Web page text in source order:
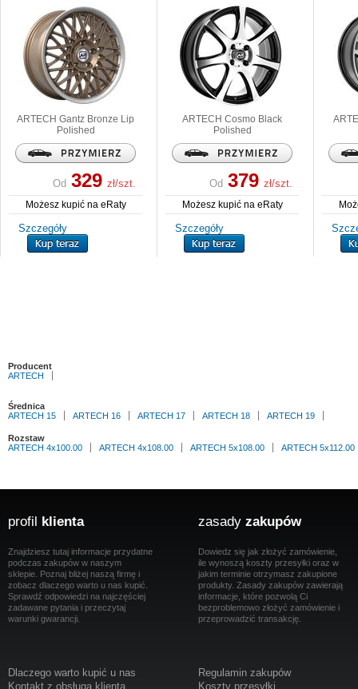
ARTECH Gantz Bronze Lip
Polished
Od 329 zł/szt.
Możesz kupić na eRaty
Szczegóły
ARTECH Cosmo Black
Polished
Od 379 zł/szt.
Możesz kupić na eRaty
Szczegóły
Producent
ARTECH
Średnica
ARTECH 15
ARTECH 16 ARTECH 17 ARTECH 18 ARTECH 19
Rozstaw
ARTECH 4x100.00
ARTECH 4x108.00 ARTECH 5x108.00 ARTECH 5x112.00
profil klienta
Znajdziesz tutaj informacje przydatne
podczas zakupów w naszym
sklepie. Poznaj bliżej naszą firmę i
zobacz dlaczego warto u nas kupić.
Sprawdź odpowiedzi na najczęściej
zadawane pytania i przeczytaj
warunki gwarancji.
Dlaczego warto kupić u nas
Kontakt z obsługą klienta
zasady zakupów
Dowiedz się jak złożyć zamówienie,
ile wynoszą koszty przesyłki oraz w
jakim terminie otrzymasz zakupione
produkty. Zasady zakupów zawierają
informacje, które pozwolą Ci
bezproblemowo złożyć zamówienie i
przeprowadzić transakcję.
Regulamin zakupów
Koszty przesyłki